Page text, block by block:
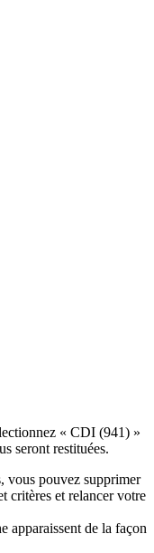
« CDI (941) »
seront restituées.
vous pouvez supprimer
critères et relancer votre
apparaissent de la façon